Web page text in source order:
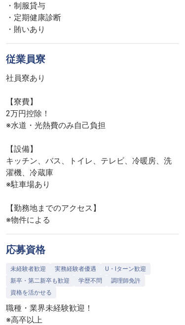
・制服貸与
・定期健康診断
・賄いあり
従業員寮
社員寮あり
【寮費】
2万円控除！
※水道・光熱費のみ自己負担
【設備】
キッチン、バス、トイレ、テレビ、冷暖房、洗
濯機、冷蔵庫
※駐車場あり
【勤務地までのアクセス】
※物件による
応募資格
未経験者歓迎 実務経験者優遇
U・Iターン歓迎
新卒・第二新卒も歓迎
学歴不問
調理師免許
資格を活かせる
職種・業界未経験歓迎！
※高卒以上